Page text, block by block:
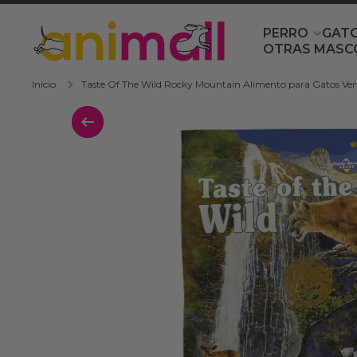
Ir directamente al contenido
PERRO
OTRAS
Inicio Taste Of The Wild Rocky Mountain Alimento para Gatos
Ir directamente a la información del